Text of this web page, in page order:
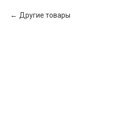
Другие товары